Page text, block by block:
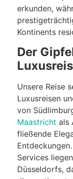
erkunden,
Kontinents
Der
Unsere Reise
Luxusreisen
von
Maastricht als
fließende
Services
Düsseldorfs,